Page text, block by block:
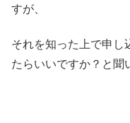
すが、
それを知った上で申し
たらいいですか？と聞